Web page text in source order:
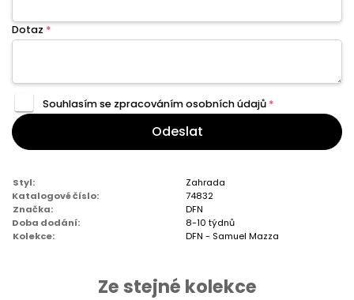
Dotaz *
Souhlasím se zpracovánímosobních údajů *
Odeslat
Styl:
Zahrada
Katalogové číslo:
74832
Značka:
DFN
Doba dodání:
8-10 týdnů
Kolekce:
DFN - Samuel Mazza
Ze stejné kolekce